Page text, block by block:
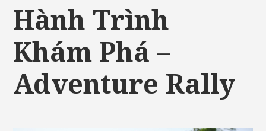
Hành Trình
Khám Phá –
Adventure Rally